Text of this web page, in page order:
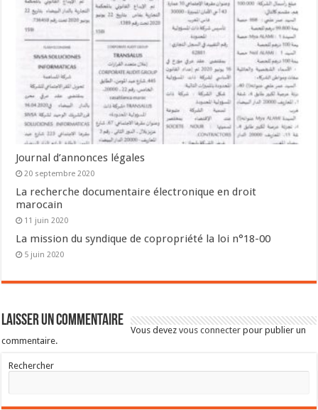
Journal d’annonces légales
20 septembre 2020
La recherche documentaire électronique en droit
marocain
11 juin 2020
La mission du syndique de copropriété la loi n°18-00
5 juin 2020
Laisser un commentaire
Vous devezvous connecter pour publier un
commentaire.
Rechercher